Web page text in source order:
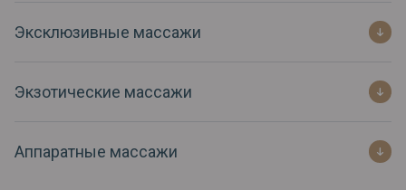
Эксклюзивные массажи
Экзотические массажи
Аппаратные массажи